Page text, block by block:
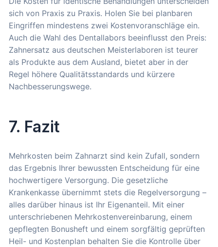
sich von Praxis zu Praxis. Holen Sie bei planbaren
Eingriffen mindestens zwei Kostenvoranschläge ein.
Auch die Wahl des Dentallabors beeinflusst den Preis:
Zahnersatz aus deutschen Meisterlaboren ist teurer
als Produkte aus dem Ausland, bietet aber in der
Regel höhere Qualitätsstandards und kürzere
Nachbesserungswege.
7. Fazit
Mehrkosten beim Zahnarzt sind kein Zufall, sondern
das Ergebnis Ihrer bewussten Entscheidung für eine
hochwertigere Versorgung. Die gesetzliche
Krankenkasse übernimmt stets die Regelversorgung –
alles darüber hinaus ist Ihr Eigenanteil. Mit einer
unterschriebenen Mehrkostenvereinbarung, einem
gepflegten Bonusheft und einem sorgfältig geprüften
Heil- und Kostenplan behalten Sie die Kontrolle über